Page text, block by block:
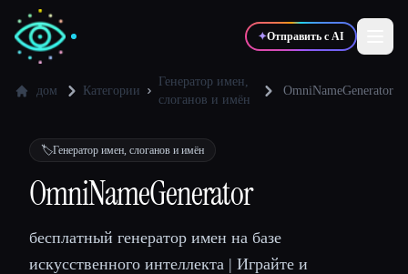
✦Отправить с AI
💻 Разработчики 📈Маркетологи
🎓Студенты 🎬Креаторы
дом Категории
Генератор имен,
слоганов и имён
OmniNameGenerator
🏷️Генератор имен, слоганов и имён
OmniNameGenerator
бесплатный генератор имен на базе
искусственного интеллекта | Играйте и